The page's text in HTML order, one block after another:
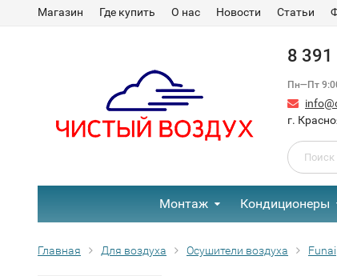
Магазин Где купить О нас Новости Статьи
8
Пн—Пт
г.
Монтаж Кондиционеры
Главная Для воздуха Осушители воздуха Funai